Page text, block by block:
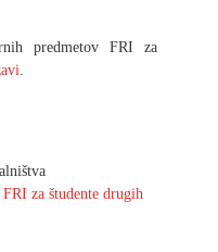
predmetov FRI za
.
za študente drugih